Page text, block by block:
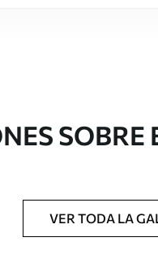
de hasta 50 cm de
SOBRE
VER TODA LA